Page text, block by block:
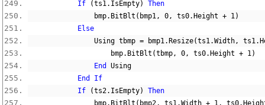
If
(ts1. IsEmpty)
Then
                bmp
. BitBlt ( bmp1, 0, ts0. Height + 1)
Else
                Using tbmp
= bmp1. Resize(ts1.Width, ts1.
                    bmp
. BitBlt (tbmp, 0, ts0. Height + 1)
End
Using
End
If
If
(ts2. IsEmpty)
Then
                bmp
. BitBlt ( bmp2, ts1.Width + 1, ts0.